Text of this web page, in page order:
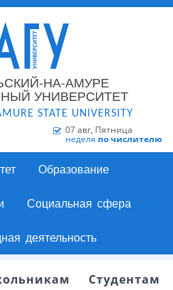
НА-АМУРЕ
УНИВЕРСИТЕТ
STATE UNIVERSITY
07 авг, Пятница
неделя по числителю
Образование
Социальная сфера
деятельность
Студентам